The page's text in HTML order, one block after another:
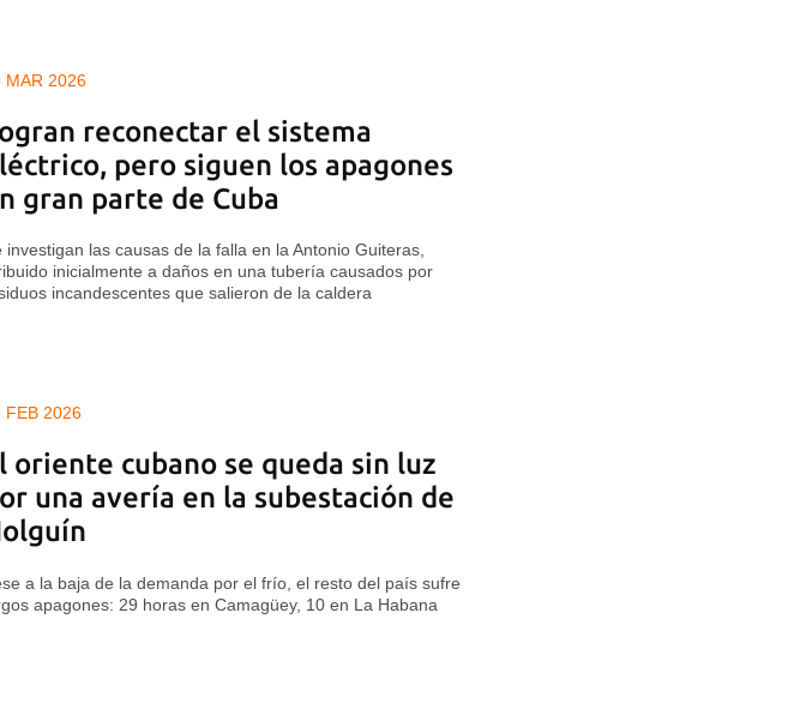
MAR 2026
reconectar el sistema
pero siguen los apagones
gran parte de Cuba
investigan las causas de la falla en la Antonio Guiteras,
inicialmente a daños en una tubería causados por
incandescentes que salieron de la caldera
FEB 2026
oriente cubano se queda sin luz
una avería en la subestación de
a la baja de la demanda por el frío, el resto del país sufre
apagones: 29 horas en Camagüey, 10 en La Habana